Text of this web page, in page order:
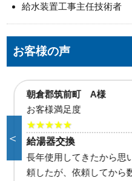
給水装置工事主任技術者
お客様の声
朝倉郡筑前町 A様
お客様満足度
★★★★★
給湯器交換
長年使用してきたから思
頼したが、依頼してから
＜